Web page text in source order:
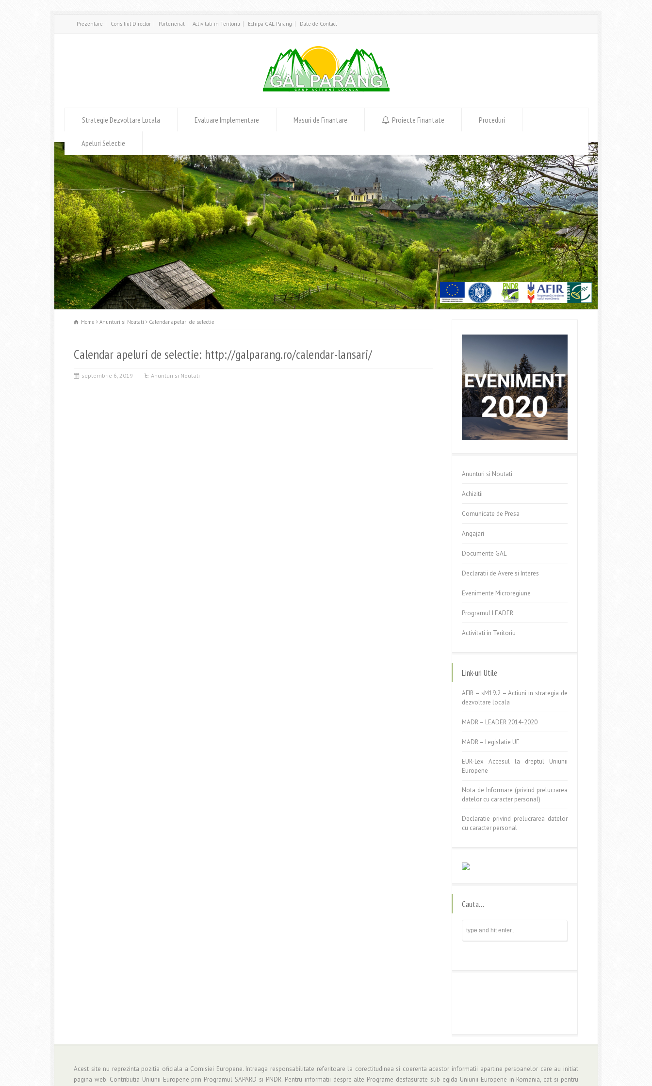
Prezentare Consiliul Director Parteneriat Activitati in Teritoriu Echipa GAL Parang Date de Contact
Strategie Dezvoltare Locala Evaluare Implementare Masuri de Finantare Proiecte Finantate Proceduri
Apeluri Selectie
Home Anunturi si Noutati Calendar apeluri de selectie
Calendar apeluri de selectie: http://galparang.ro/calendar-lansari/
septembrie 6, 2019 Anunturi si Noutati
Anunturi si Noutati
Achizitii
Comunicate de Presa
Angajari
Documente GAL
Declaratii de Avere si Interes
Evenimente Microregiune
Programul LEADER
Activitati in Teritoriu
Link-uri Utile
AFIR – sM19.2 – Actiuni in strategia de
dezvoltare locala
MADR – LEADER 2014-2020
MADR – Legislatie UE
EUR-Lex Accesul la dreptul Uniunii
Europene
Nota de Informare (privind prelucrarea
datelor cu caracter personal)
Declaratie privind prelucrarea datelor
cu caracter personal
Cauta…
Acest site nu reprezinta pozitia oficiala a Comisiei Europene. Intreaga responsabilitate referitoare la corectitudinea si coerenta acestor informatii apartine persoanelor care au initiat
pagina web. Contributia Uniunii Europene prin Programul SAPARD si PNDR. Pentru informatii despre alte Programe desfasurate sub egida Uniunii Europene in Romania, cat si pentru